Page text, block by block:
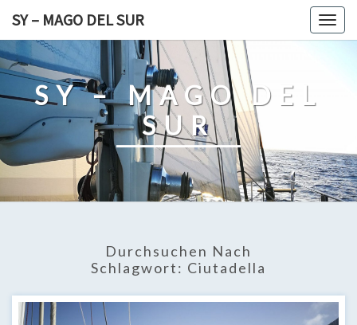
content
SY – MAGO DEL SUR
SY – MAGO DEL
SUR
Durchsuchen Nach
Schlagwort: Ciutadella